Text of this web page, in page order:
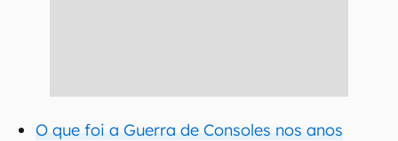
O que foi a Guerra de Consoles nos anos